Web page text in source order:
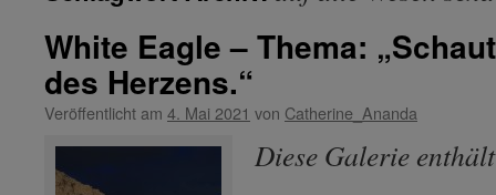
White Eagle – Thema:
des Herzens.“
Veröffentlicht am 4. Mai 2021 von Catherine_Ananda
Diese Galerie